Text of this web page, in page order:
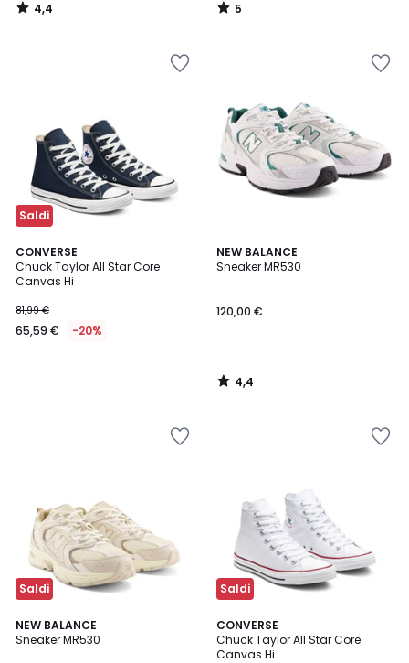
4,4
/
5
/
Saldi
CONVERSE
Chuck Taylor All Star Core
Canvas Hi
81,99 €
65,59 € -20%
NEW BALANCE
Sneaker MR530
120,00 €
4,4
/ 5
4,4
/
Saldi
NEW BALANCE
Sneaker MR530
4,4
/ 5
Saldi
CONVERSE
Chuck Taylor All Star Core
Canvas Hi
5
/
5